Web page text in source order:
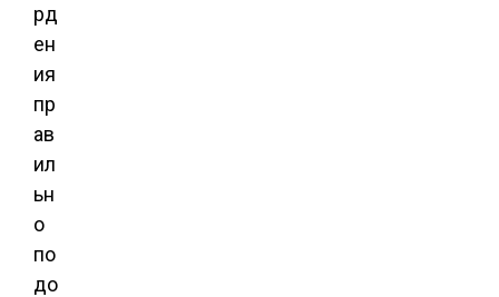
рд
ен
ия
пр
ав
ил
ьн
о
по
до